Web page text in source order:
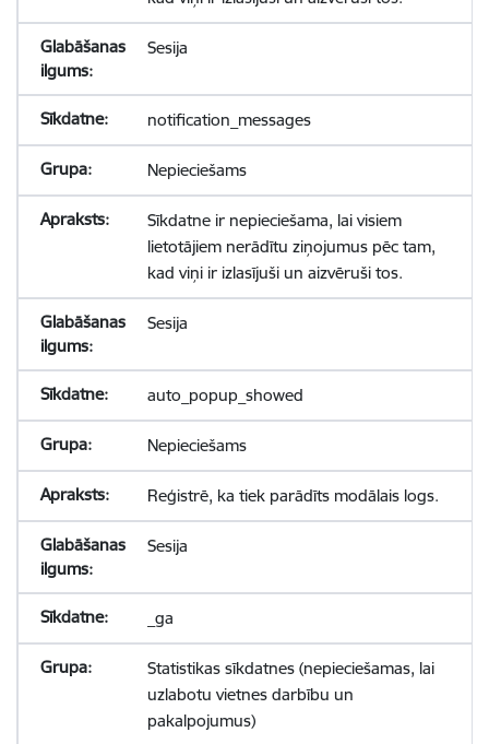
Sesija
notification_messages
Nepieciešams
Sīkdatne ir nepieciešama, lai visiem
lietotājiem nerādītu ziņojumus pēc tam,
kad viņi ir izlasījuši un aizvēruši tos.
Sesija
auto_popup_showed
Nepieciešams
Reģistrē, ka tiek parādīts modālais logs.
Sesija
_ga
Statistikas sīkdatnes (nepieciešamas, lai
uzlabotu vietnes darbību un
pakalpojumus)